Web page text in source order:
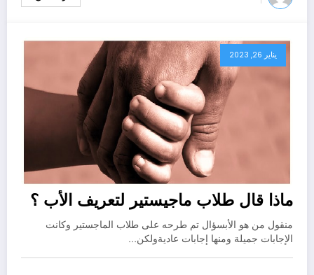
يناير 26, 2023
ماذا قال طلاب ماجيستير لتعريف الأب ؟
منقول من هو الأبسؤال تم طرحه على طلاب الماجستير وكانت
الإجابات جميلة ومنها إجابات عاديةولكن…